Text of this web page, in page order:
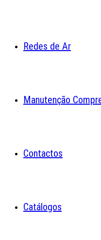
Redes de Ar
Manutenção
Contactos
Catálogos